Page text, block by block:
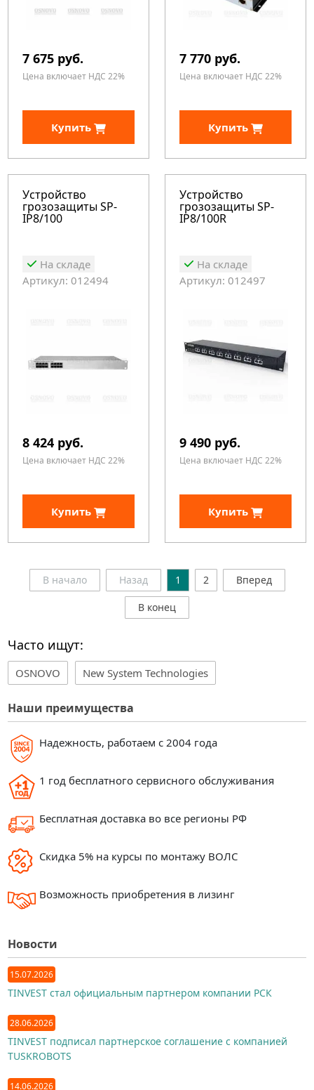
Наши преимущества
Надежность, работаем с 2004 года
1 год бесплатного сервисного обслуживания
Бесплатная доставка во все регионы РФ
Скидка 5% на курсы по монтажу ВОЛС
Возможность приобретения в лизинг
Новости
15.07.2026
TINVEST стал официальным партнером компании РСК
28.06.2026
TINVEST подписал партнерское соглашение с компанией
TUSKROBOTS
14.06.2026
7 675 руб.
Цена включает НДС 22%
Купить
7 770 руб.
Цена включает НДС 22%
Купить
Устройство
грозозащиты SP-
IP8/100
На складе
Артикул: 012494
8 424 руб.
Цена включает НДС 22%
Купить
Устройство
грозозащиты SP-
IP8/100R
На складе
Артикул: 012497
9 490 руб.
Цена включает НДС 22%
Купить
В начало Назад 1 2 Вперед
В конец
Часто ищут:
OSNOVO New System Technologies